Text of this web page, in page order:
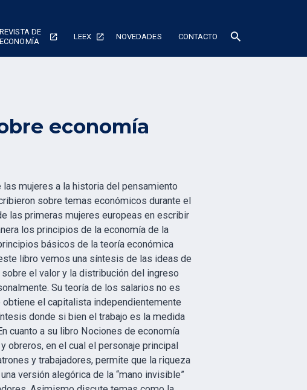
REVISTA DE
ECONOMÍA
LEEX NOVEDADES CONTACTO search
economía
mujeres a la historia del pensamiento
sobre temas económicos durante el
las primeras mujeres europeas en escribir
los principios de la economía de la
básicos de la teoría económica
libro vemos una síntesis de las ideas de
el valor y la distribución del ingreso
Su teoría de los salarios no es
el capitalista independientemente
donde si bien el trabajo es la medida
cuanto a su libro Nociones de economía
obreros, en el cual el personaje principal
y trabajadores, permite que la riqueza
versión alegórica de la “mano invisible”